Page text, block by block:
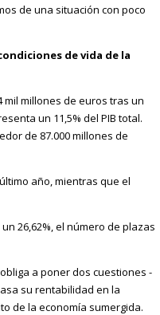
de una situación con poco
de vida de la
mil millones de euros tras un
un 11,5% del PIB total.
de 87.000 millones de
año, mientras que el
26,62%, el número de plazas
a poner dos cuestiones -
su rentabilidad en la
de la economía sumergida.